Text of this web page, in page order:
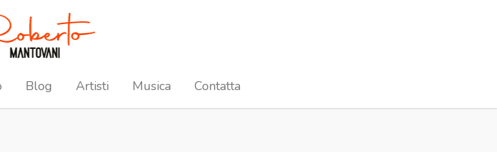
Blog Artisti Musica Contatta